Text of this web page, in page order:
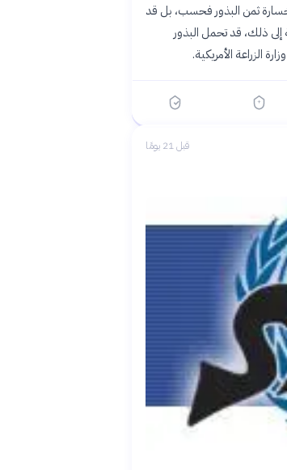
ثمن البذور فحسب، بل قد
ذلك، قد تحمل البذور
الزراعة الأمريكية.
قبل 21 يومًا